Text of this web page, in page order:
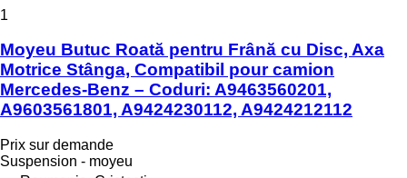
1
Moyeu Butuc Roată pentru Frână cu Disc, Axa
Motrice Stânga, Compatibil pour camion
Mercedes-Benz – Coduri: A9463560201,
A9603561801, A9424230112, A9424212112
Prix sur demande
Suspension - moyeu